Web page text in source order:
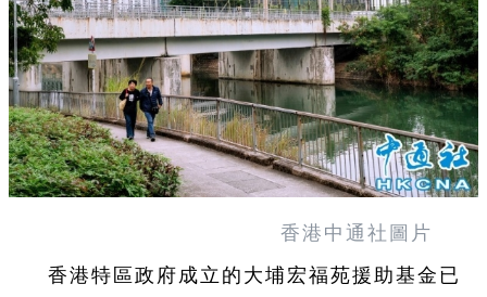
香港中通社圖片
香港特區政府成立的大埔宏福苑援助基金已